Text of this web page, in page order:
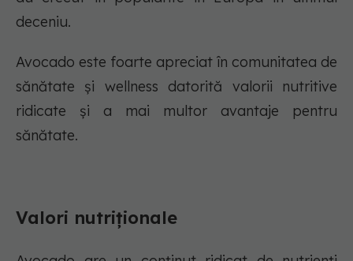
deceniu.
Avocado este foarte apreciat în comunitatea de
sănătate și wellness datorită valorii nutritive
ridicate și a mai multor avantaje pentru
sănătate.
Valori nutriționale